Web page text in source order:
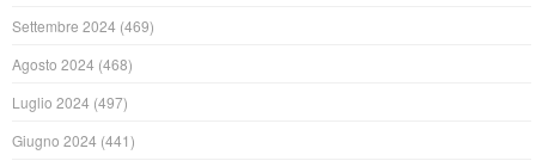
Settembre 2024 (469)
Agosto 2024 (468)
Luglio 2024 (497)
Giugno 2024 (441)